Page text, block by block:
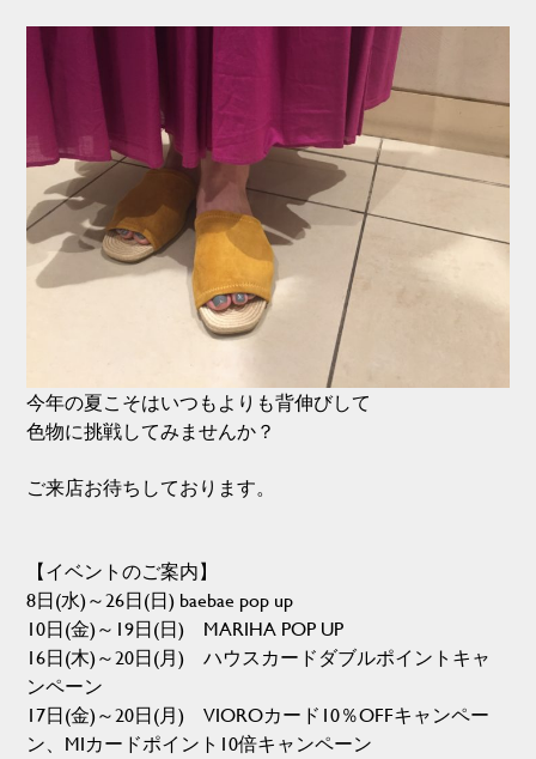
今年の夏こそはいつもよりも背伸びして
色物に挑戦してみませんか？
ご来店お待ちしております。
【イベントのご案内】
8日(水)～26日(日) baebae pop up
10日(金)～19日(日) MARIHA POP UP
16日(木)～20日(月) ハウスカードダブルポイントキャ
ンペーン
17日(金)～20日(月) VIOROカード10％OFFキャンペー
ン、MIカードポイント10倍キャンペーン